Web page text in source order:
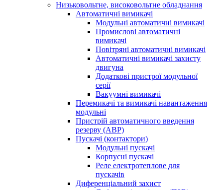
Низьковольтне, високовольтне обладнання
Автоматичні вимикачі
Модульні автоматичні вимикачі
Промислові автоматичні
вимикачі
Повітряні автоматичні вимикачі
Автоматичні вимикачі захисту
двигуна
Додаткові пристрої модульної
серії
Вакуумні вимикачі
Перемикачі та вимикачі навантаження
модульні
Пристрій автоматичного введення
резерву (АВР)
Пускачі (контактори)
Модульні пускачі
Корпусні пускачі
Реле електротеплове для
пускачів
Диференціальний захист